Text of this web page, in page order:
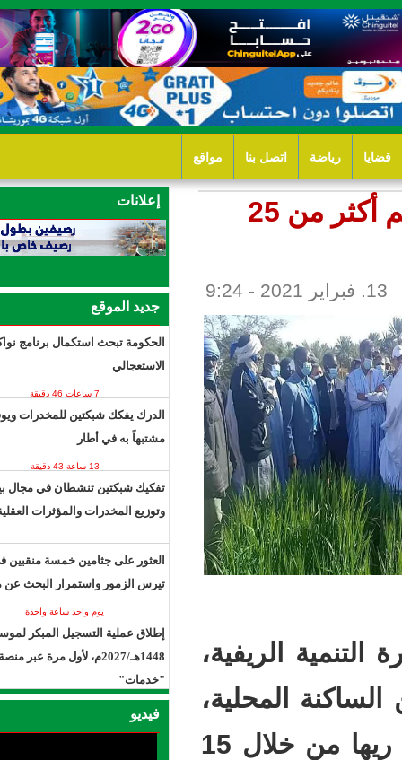
بنا مواقع
نموذجية تضم أكثر من 25
المحلية،
وتمتد الواحة على مساحة 100 هكتار، ويتم ريها من خلال 15
إعلانات
الحكومة تبحث استكمال برنامج نواكشوط
الاستعجالي
7 ساعات 46 دقيقة
الدرك يفكك شبكتين للمخدرات ويوقف 13
مشتبهاً به في أطار
13 ساعة 43 دقيقة
تفكيك شبكتين تنشطان في مجال بيع
وتوزيع المخدرات والمؤثرات العقلية.
يوم واحد ساعة واحدة
العثور على جثامين خمسة منقبين في
تيرس الزمور واستمرار البحث عن مفقود
إطلاق عملية التسجيل المبكر لموسم حج
1448هـ/2027م، لأول مرة عبر منصة
يوم واحد 7 ساعات
فيديو